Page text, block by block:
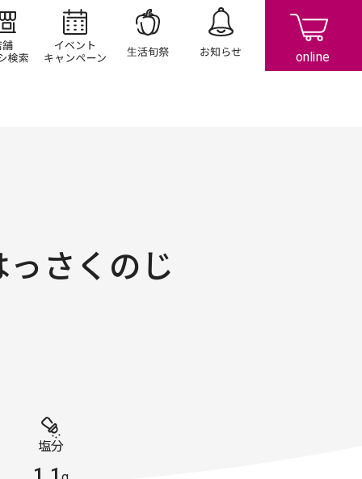
店舗/チラシ検索イベント/キャンペーン
生活旬祭 お知らせ
さくのじ
塩分